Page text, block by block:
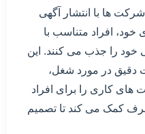
ها با انتشار آگهی
افراد متناسب با
خود را جذب می کنند. این
دقیق در مورد شغل،
های کاری را برای افراد
کمک می کند تا تصمیم